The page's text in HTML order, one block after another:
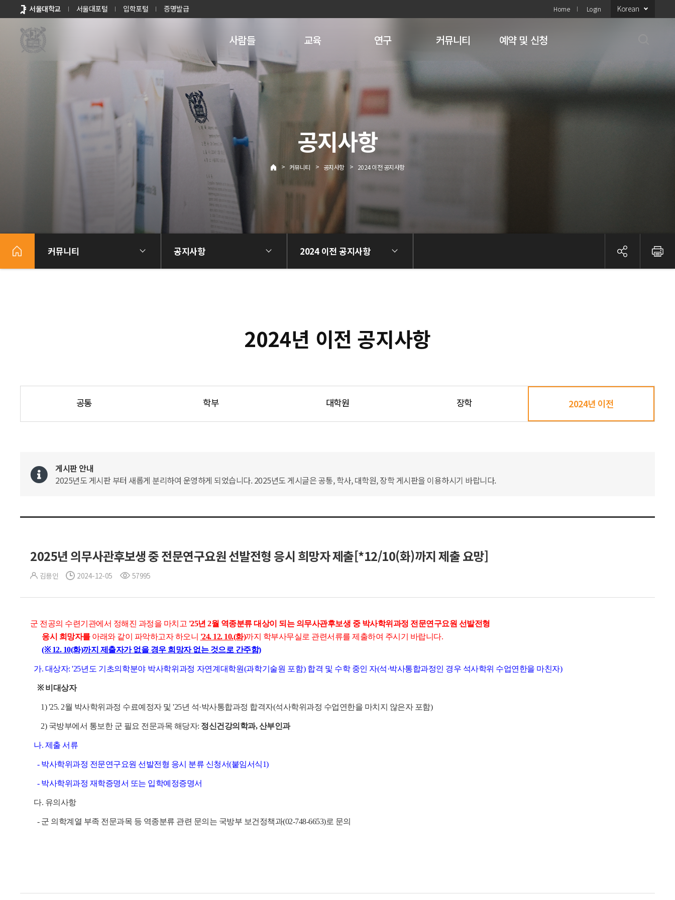
바로가기
메뉴
서울대학교 서울대포털 입학포털 증명발급 Home Login Korean
사람들 교육 연구 커뮤니티 예약 및 신청
공지사항
> 커뮤니티 > 공지사항 > 2024 이전 공지사항
커뮤니티 공지사항 2024 이전 공지사항
2024년 이전 공지사항
공통 학부 대학원 장학 2024년 이전
게시판 안내
2025년도 게시판 부터 새롭게 분리하여 운영하게 되었습니다. 2025년도 게시글은 공통, 학사, 대학원, 장학 게시판을 이용하시기 바랍니다.
2025년 의무사관후보생 중 전문연구요원 선발전형 응시 희망자 제출[*12/10(화)까지 제출 요망]
김용인 2024-12-05 57995
군 전공의 수련기관에서 정해진 과정을 마치고 '25년 2월 역종분류 대상이 되는 의무사관후보생 중 박사학위과정 전문연구요원 선발전형
응시 희망자를 아래와 같이 파악하고자 하오니 '24. 12. 10.(화)까지 학부사무실로 관련서류를 제출하여 주시기 바랍니다.
(※ 12. 10(화)까지 제출자가 없을 경우 희망자 없는 것으로 간주함)
가. 대상자: '25년도 기초의학분야 박사학위과정 자연계대학원(과학기술원 포함) 합격 및 수학 중인 자(석·박사통합과정인 경우 석사학위 수업연한을 마친자)
※ 비대상자
1) '25. 2월 박사학위과정 수료예정자 및 '25년 석·박사통합과정 합격자(석사학위과정 수업연한을 마치지 않은자 포함)
2) 국방부에서 통보한 군 필요 전문과목 해당자: 정신건강의학과, 산부인과
나. 제출 서류
- 박사학위과정 전문연구요원 선발전형 응시 분류 신청서(붙임서식1)
- 박사학위과정 재학증명서 또는 입학예정증명서
다. 유의사항
- 군 의학계열 부족 전문과목 등 역종분류 관련 문의는 국방부 보건정책과(02-748-6653)로 문의